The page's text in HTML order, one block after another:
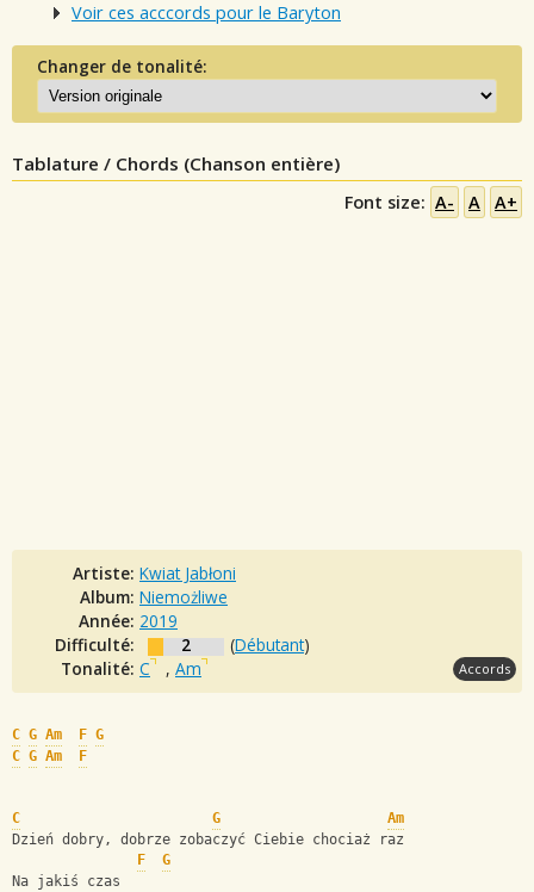
Voir ces acccords pour le Baryton
Changer de tonalité:
Tablature / Chords (Chanson entière)
Font size: A- A A+
Artiste: Kwiat Jabłoni
Album: Niemożliwe
Année: 2019
Difficulté:
2 (Débutant)
Tonalité: C , Am Accords
C G Am F G
C G Am F
C G
Am
Dzień dobry, dobrze zobaczyć Ciebie chociaż raz
F
G
Na jakiś czas